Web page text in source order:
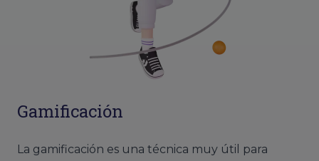
Gamificación
La gamificación es una técnica muy útil para